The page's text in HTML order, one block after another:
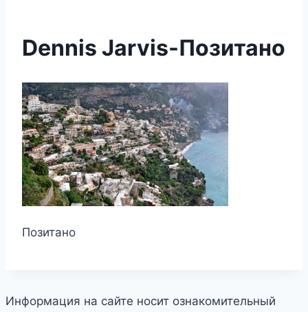
Dennis Jarvis-Позитано
Позитано
Информация на сайте носит ознакомительный